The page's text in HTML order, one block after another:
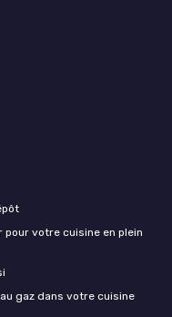
votre cuisine en plein
gaz dans votre cuisine